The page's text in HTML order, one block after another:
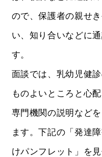
ので、保護者の親せ
い、知り合いなどに
す。
面談では、乳幼児健
ものよいところと心
専門機関の説明など
ます。下記の「発達
けパンフレット」を